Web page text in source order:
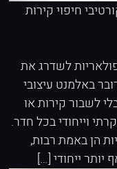
חיפוי קירות
לשדרג את
באלמנט עיצובי
לשבור קירות או
וייחודי בכל חדר.
הן באמת רבות,
ייחודי […]